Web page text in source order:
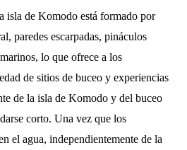
isla de Komodo está formado por
paredes escarpadas, pináculos
lo que ofrece a los
de sitios de buceo y experiencias
de la isla de Komodo y del buceo
corto. Una vez que los
el agua, independientemente de la